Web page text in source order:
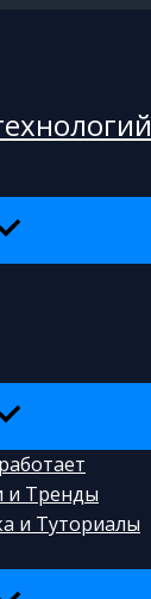
и Тренды
и Туториалы